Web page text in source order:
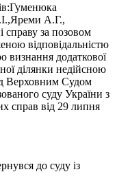
А.Г.,
справу за позовом
відповідальністю
додаткової
ділянки недійсною
Верховним Судом
суду України з
справ від 29 липня
до суду із